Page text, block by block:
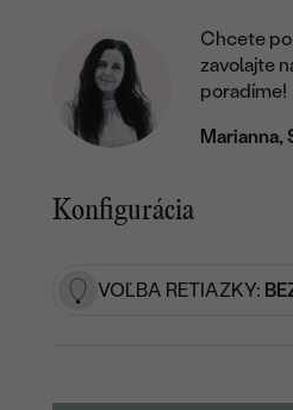
Chcete
zavolajte
poradíme!
Marianna,
Konfigurácia
VOĽBA RETIAZKY: